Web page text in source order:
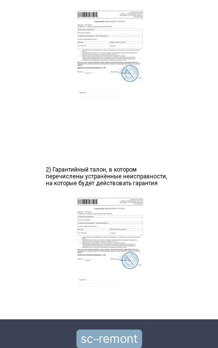
2) Гарантийный талон, в котором
перечислены устранённые неисправности,
на которые будет действовать гарантия